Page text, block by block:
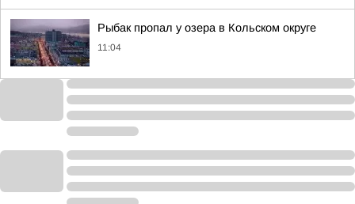
Рыбак пропал у озера в Кольском округе
11:04